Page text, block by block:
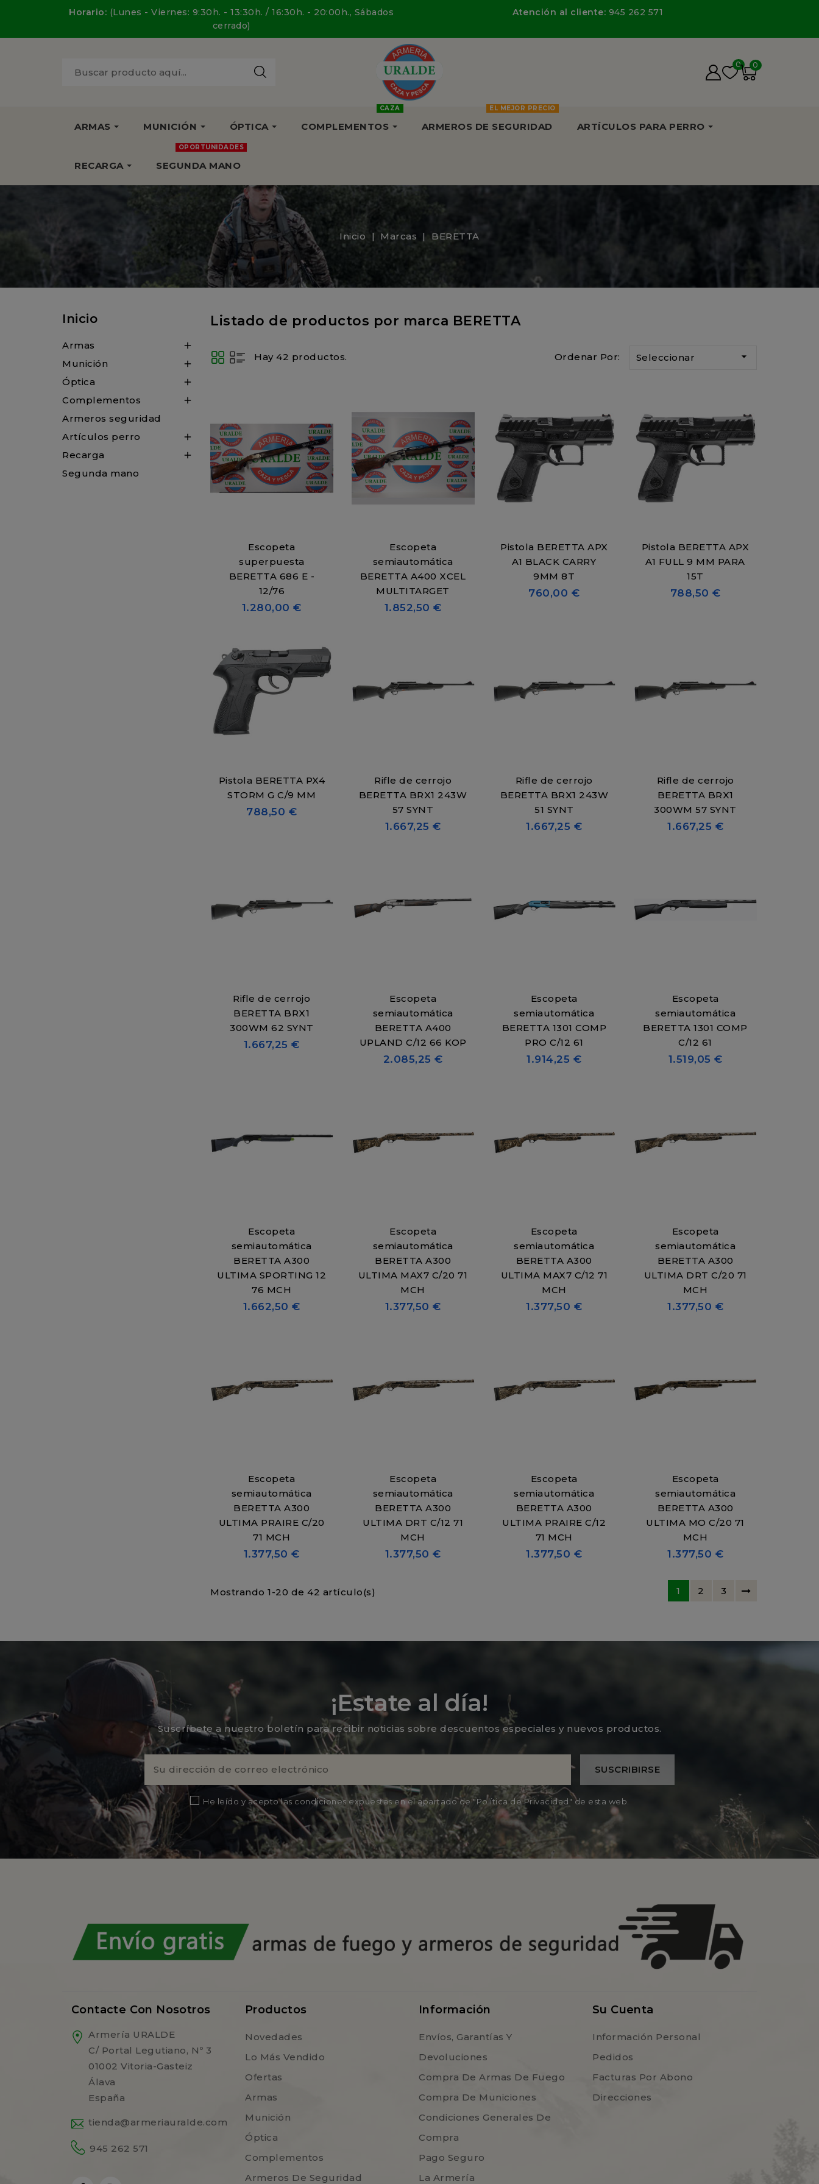
Horario: (Lunes - Viernes: 9:30h. - 13:30h. / 16:30h. - 20:00h., Sábados
cerrado)
Atención al cliente: 945 262 571
0 0
ARMAS MUNICIÓN ÓPTICA COMPLEMENTOS
CAZA
ARMEROS DE SEGURIDAD
EL MEJOR PRECIO
ARTÍCULOS PARA PERRO
RECARGA SEGUNDA MANO
OPORTUNIDADES
Inicio Marcas BERETTA
Inicio
Armas 
Munición 
Óptica 
Complementos 
Armeros seguridad
Artículos perro

Recarga 
Segunda mano
Listado de productos por marca BERETTA
Hay 42 productos. Ordenar Por: Seleccionar 
Escopeta
superpuesta
BERETTA 686 E -
12/76
1.280,00 €
Escopeta
semiautomática
BERETTA A400 XCEL
MULTITARGET
1.852,50 €
Pistola BERETTA APX
A1 BLACK CARRY
9MM 8T
760,00 €
Pistola BERETTA APX
A1 FULL 9 MM PARA
15T
788,50 €
Pistola BERETTA PX4
STORM G C/9 MM
788,50 €
Rifle de cerrojo
BERETTA BRX1 243W
57 SYNT
1.667,25 €
Rifle de cerrojo
BERETTA BRX1 243W
51 SYNT
1.667,25 €
Rifle de cerrojo
BERETTA BRX1
300WM 57 SYNT
1.667,25 €
Rifle de cerrojo
BERETTA BRX1
300WM 62 SYNT
1.667,25 €
Escopeta
semiautomática
BERETTA A400
UPLAND C/12 66 KOP
2.085,25 €
Escopeta
semiautomática
BERETTA 1301 COMP
PRO C/12 61
1.914,25 €
Escopeta
semiautomática
BERETTA 1301 COMP
C/12 61
1.519,05 €
Escopeta
semiautomática
BERETTA A300
ULTIMA SPORTING 12
76 MCH
1.662,50 €
Escopeta
semiautomática
BERETTA A300
ULTIMA MAX7 C/20 71
MCH
1.377,50 €
Escopeta
semiautomática
BERETTA A300
ULTIMA MAX7 C/12 71
MCH
1.377,50 €
Escopeta
semiautomática
BERETTA A300
ULTIMA DRT C/20 71
MCH
1.377,50 €
Escopeta
semiautomática
BERETTA A300
ULTIMA PRAIRE C/20
71 MCH
1.377,50 €
Escopeta
semiautomática
BERETTA A300
ULTIMA DRT C/12 71
MCH
1.377,50 €
Escopeta
semiautomática
BERETTA A300
ULTIMA PRAIRE C/12
71 MCH
1.377,50 €
Escopeta
semiautomática
BERETTA A300
ULTIMA MO C/20 71
MCH
1.377,50 €
Mostrando 1-20 de 42 artículo(s) 1 2 3
¡Estate al día!
Suscríbete a nuestro boletín para recibir noticias sobre descuentos especiales y nuevos productos.
He leído y acepto las condiciones expuestas en el apartado de "Política de Privacidad" de esta web.
Contacte Con Nosotros
Armería URALDE
C/ Portal Legutiano, Nº 3
01002 Vitoria-Gasteiz
Álava
España
tienda@armeriauralde.com
945 262 571
Productos
Novedades
Lo Más Vendido
Ofertas
Armas
Munición
Óptica
Complementos
Armeros De Seguridad
Información
Envíos, Garantías Y
Devoluciones
Compra De Armas De Fuego
Compra De Municiones
Condiciones Generales De
Compra
Pago Seguro
La Armería
Su Cuenta
Información Personal
Pedidos
Facturas Por Abono
Direcciones